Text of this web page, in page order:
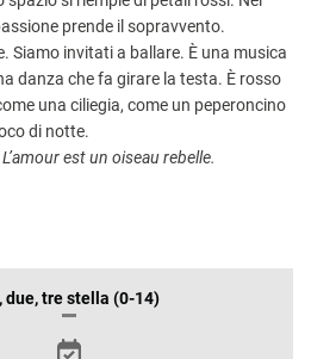
prende il sopravvento.
Siamo invitati a ballare. È una musica
danza che fa girare la testa. È rosso
una ciliegia, come un peperoncino
di notte.
L’amour est un oiseau rebelle.
due, tre stella (0-14)